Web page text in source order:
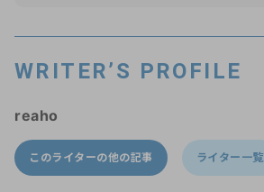
WRITER’S PROFILE
reaho
このライターの他の記事 ライター一覧